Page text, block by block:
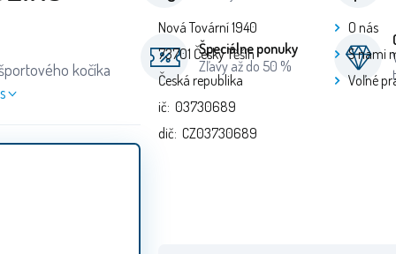
kočíka
Špeciálne ponuky
Zľavy až do 50 %
Nová Tovární 1940
73701 Český Těšín
Česká republika
ič: 03730689
dič: CZ03730689
O nás
S nami
Voľné